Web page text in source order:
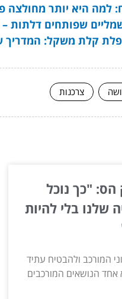
למה היא יותר מחולצה
שפותחים דלתות
קלת משקל: המדריך
צרכנות
"כך נוכל
שלנו בלי להיות
המורכב ולהבטיח עתיד
אחד הנושאים המורכבים